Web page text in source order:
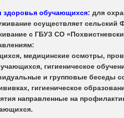
здоровья обучающихся: для
осуществляет сельский
с ГБУЗ СО
медицинские осмотры,
гигиеническое
и групповые беседы
гигиеническое
направленные на